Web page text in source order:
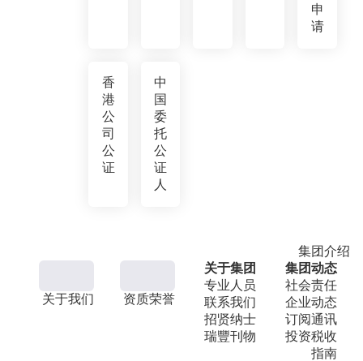
申
请
香
港
公
司
公
证
中
国
委
托
公
证
人
集团介绍
关于我们 资质荣誉
关于集团
专业人员
联系我们
招贤纳士
瑞豐刊物
集团动态
社会责任
企业动态
订阅通讯
投资税收
指南